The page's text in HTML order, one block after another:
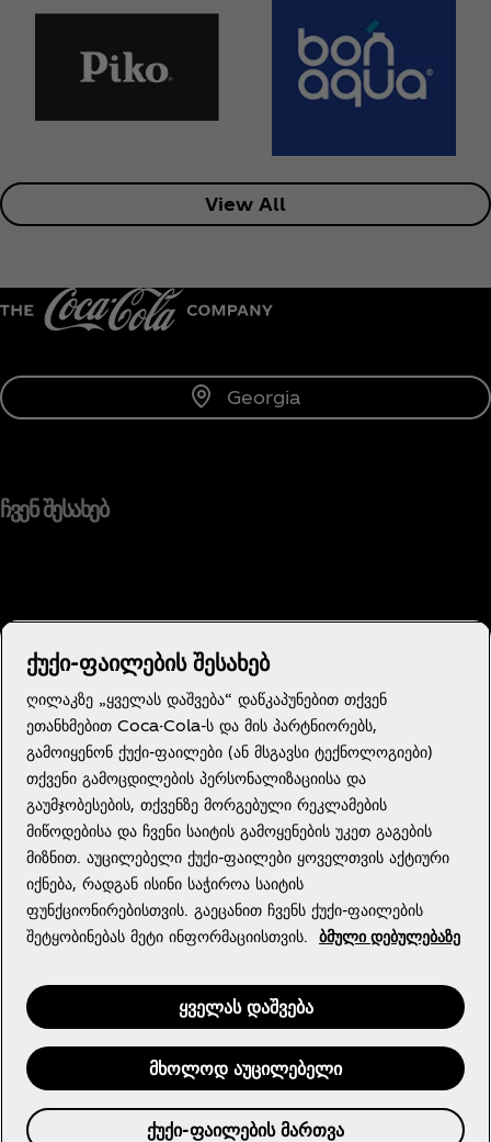
View All
Georgia
ჩვენ შესახებ
გჭირდებათ დახმარება?
მომხმარებლის კონფիդենციალურობის შეტყobინება
გამოყენების პირობები
ქუქი ფაილების პარამეტრები
© 2026 The Coca‑Cola Company. All rights
ქუქი-ფაილების შესახებ
ღილაკზე „ყველას დაშვება“ დაწკაპუნებით თქვენ
ეთანხმებით Coca-Cola-ს და მის პარტნიორებს,
გამოიყენონ ქუქი-ფაილები (ან მსგავსი ტექნოლოგიები)
თქვენი გამოცდილების პერსონალიზაციისა და
გაუმჯობესების, თქვენზე მორგებული რეკლამების
მიწოდებისა და ჩვენი საიტის გამოყენების უკეთ გაგების
მიზნით. აუცილებელი ქუქი-ფაილები ყოველთვის აქტიური
იქნება, რადგან ისინი საჭიროა საიტის
ფუნქციონირებისთვის. გაეცანით ჩვენს ქუქი-ფაილების
შეტყობინებას მეტი ინფორმაციისთვის.
ბმული დებულებაზე
ყველას დაშვება
მხოლოდ აუცილებელი
ქუქი-ფაილების მართვა